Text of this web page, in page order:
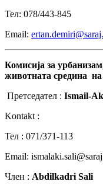
Teл: 078/443-845
Email:
Комисија за урбанизам
животната средина на
Претседател : Ismail-
Kontakt :
Teл : 071/371-113
Email:
Член : Abdilkadri Sali